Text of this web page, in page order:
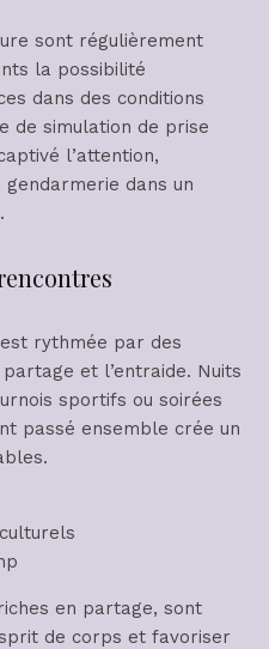
sont régulièrement
la possibilité
dans des conditions
de simulation de prise
l’attention,
dans un
rythmée par des
et l’entraide. Nuits
sportifs ou soirées
passé ensemble crée un
en partage, sont
de corps et favoriser